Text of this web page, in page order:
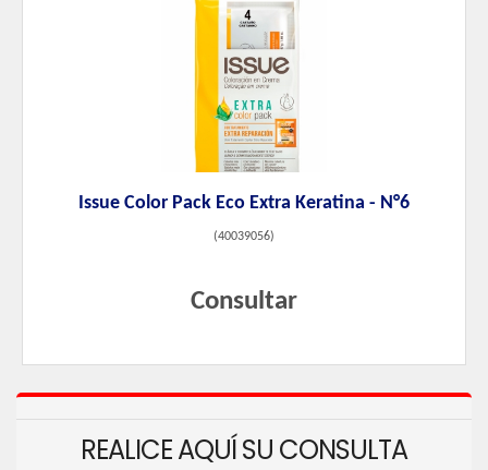
Issue Color Pack Eco Extra Keratina - N°6
(40039056)
Consultar
REALICE AQUÍ SU CONSULTA